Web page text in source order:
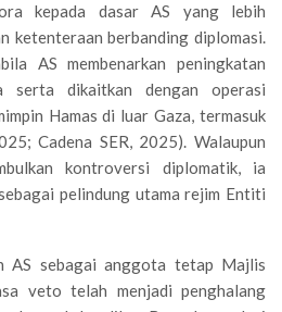
kepada dasar AS yang lebih
ketenteraan berbanding diplomasi.
AS membenarkan peningkatan
serta dikaitkan dengan operasi
Hamas di luar Gaza, termasuk
Cadena SER, 2025). Walaupun
kontroversi diplomatik, ia
pelindung utama rejim Entiti
anggota tetap Majlis
veto telah menjadi penghalang